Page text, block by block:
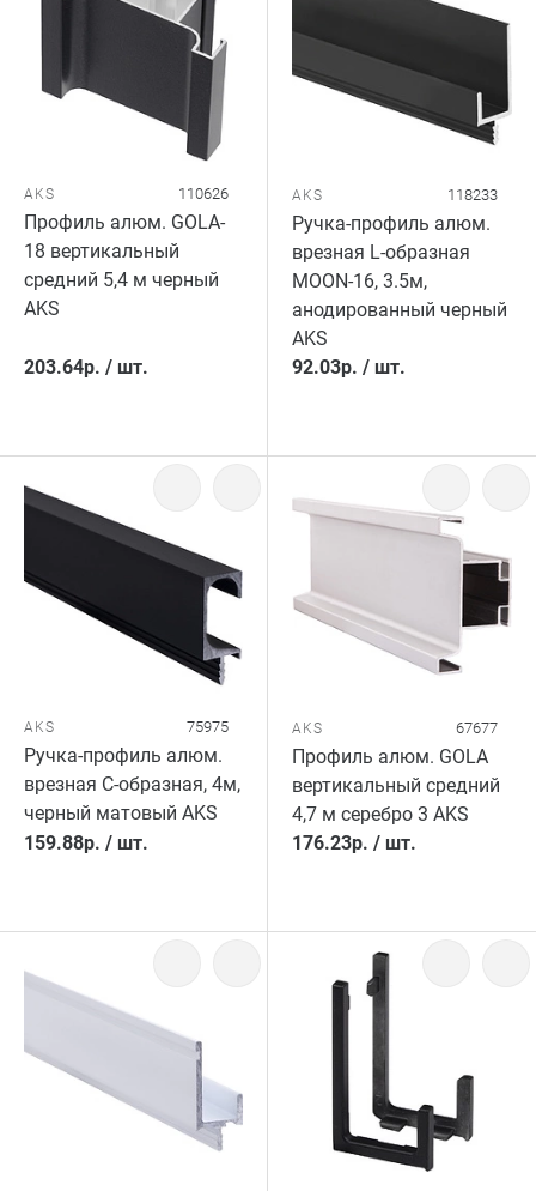
AKS 110626
Профиль алюм. GOLA-
18 вертикальный
средний 5,4 м черный
AKS
203.64р. / шт.
AKS 118233
Ручка-профиль алюм.
врезная L-образная
MOON-16, 3.5м,
анодированный черный
AKS
92.03р. / шт.
AKS 75975
Ручка-профиль алюм.
врезная C-образная, 4м,
черный матовый AKS
159.88р. / шт.
AKS 67677
Профиль алюм. GOLA
вертикальный средний
4,7 м серебро 3 AKS
176.23р. / шт.